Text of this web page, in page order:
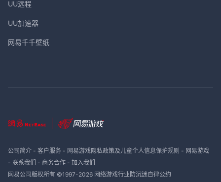
UU远程
UU加速器
网易千千壁纸
公司简介- 客户服务- 网易游戏隐私政策及儿童个人信息保护规则 - 网易游戏
- 联系我们 - 商务合作- 加入我们
网易公司版权所有 ©1997-2026 网络游戏行业防沉迷自律公约